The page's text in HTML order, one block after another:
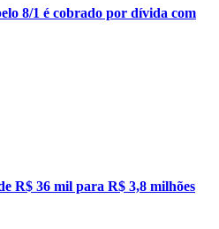
8/1 é cobrado por dívida com
R$ 36 mil para R$ 3,8 milhões